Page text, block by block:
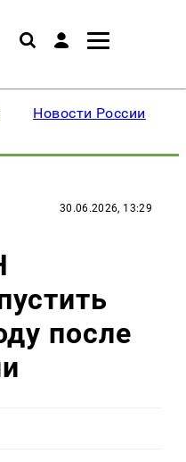
Новости России
30.06.2026, 13:29
после